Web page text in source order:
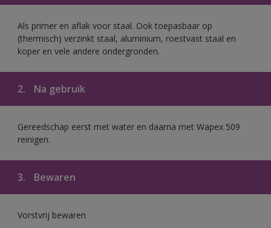
Als primer en aflak voor staal. Ook toepasbaar op
(thermisch) verzinkt staal, aluminium, roestvast staal en
koper en vele andere ondergronden.
2. Na gebruik
Gereedschap eerst met water en daarna met Wapex 509
reinigen.
3. Bewaren
Vorstvrij bewaren